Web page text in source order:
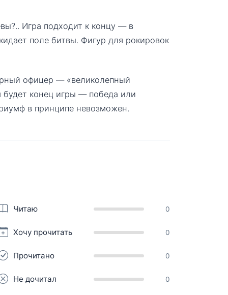
Игра подходит к концу — в
поле битвы. Фигур для рокировок
офицер — «великолепный
конец игры — победа или
в принципе невозможен.
Читаю 0
Хочу прочитать 0
Прочитано 0
Не дочитал 0